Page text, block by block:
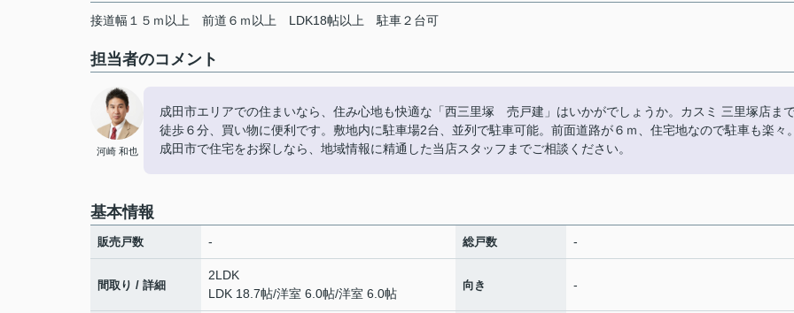
接道幅１５ｍ以上 前道６ｍ以上 LDK18帖以上 駐車２台可
担当者のコメント
河崎 和也
成田市エリアでの住まいなら、住み心地も快適な「西三里塚 売戸建」はいかがでしょうか。カスミ 三里塚店ま
徒歩６分、買い物に便利です。敷地内に駐車場2台、並列で駐車可能。前面道路が６ｍ、住宅地なので駐車も楽々
成田市で住宅をお探しなら、地域情報に精通した当店スタッフまでご相談ください。
基本情報
販売戸数 - 総戸数 -
間取り / 詳細
2LDK
LDK 18.7帖/洋室 6.0帖/洋室 6.0帖
向き -